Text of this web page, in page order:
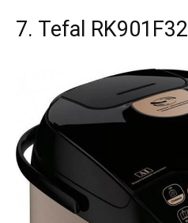
7. Tefal RK901F32